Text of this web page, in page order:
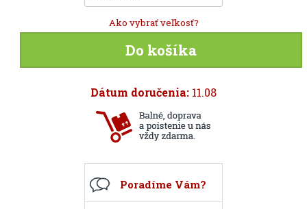
Ako vybrať veľkosť?
Do košíka
Dátum doručenia: 11.08
Poradíme Vám?